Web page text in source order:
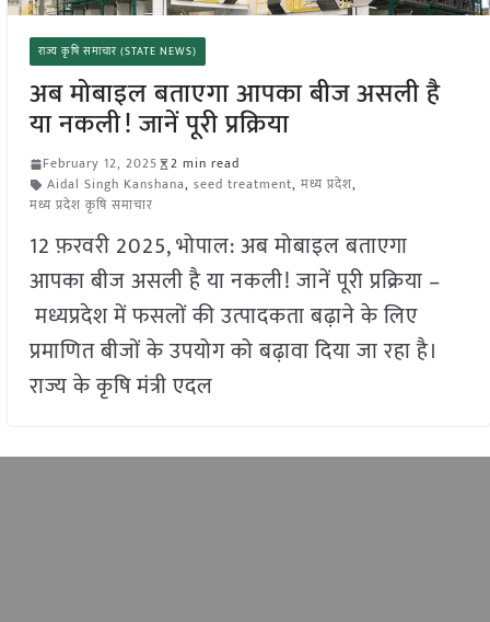
राज्य कृषि समाचार (STATE NEWS)
अब मोबाइल बताएगा आपका बीज असली है
या नकली! जानें पूरी प्रक्रिया
February 12, 2025
2 min read
Aidal Singh Kanshana, seed treatment, मध्य प्रदेश,
मध्य प्रदेश कृषि समाचार
12 फ़रवरी 2025, भोपाल: अब मोबाइल बताएगा
आपका बीज असली है या नकली! जानें पूरी प्रक्रिया –
मध्यप्रदेश में फसलों की उत्पादकता बढ़ाने के लिए
प्रमाणित बीजों के उपयोग को बढ़ावा दिया जा रहा है।
राज्य के कृषि मंत्री एदल